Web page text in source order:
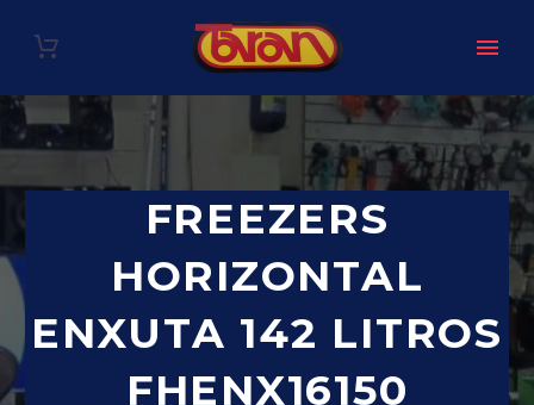
FREEZERS
HORIZONTAL
ENXUTA 142 LITROS
FHENX16150